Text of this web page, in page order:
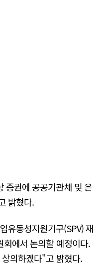
증권에 공공기관채 및 은
밝혔다.
유동성지원기구(SPV) 재
에서 논의할 예정이다.
상의하겠다"고 밝혔다.